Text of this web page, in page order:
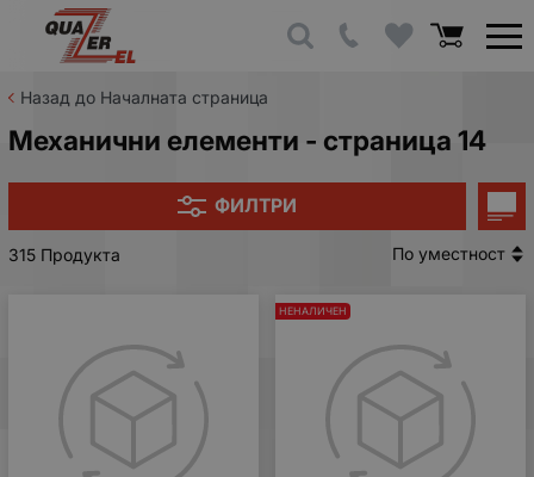
Назад до Началната страница
Механични елементи - страница 14
ФИЛТРИ
315 Продукта По уместност
НЕНАЛИЧЕН